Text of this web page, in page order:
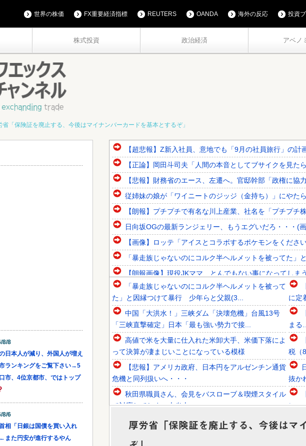
株式投資 政治経済 アベノ
世界の株価 FX重要経済指標 REUTERS OANDA 海外の反応 投資
省「保険証を廃止する、今後はマイナンバーカードを基本とするぞ」
【超悲報】Z新入社員、意地でも「9月の社員旅行」の計
【正論】岡田斗司夫「人間の本音としてブサイクを見
【悲報】財務省のエース、左遷へ。官邸幹部「政権に協
従姉妹の娘が「ワイニートのジッジ（金持ち）」にやた
【朗報】プチプチで有名な川上産業、社名を「プチプチ
日向坂OGの最新ランジェリー、もうエグいだろ・・・(
【画像】ロッテ「アイスとコラボするポケモンをくださ
「暴走族じゃないのにコルク半ヘルメットを被ってた
【朗報画像】現役JKママ、とんでもない事になってし
韓国人「日本人審判も多数含まれていたサッカー協会
韓国人「日本メディアが2002年ワールドカップ韓国準
韓国人「韓国代表がロンドン五輪銅メダル剥奪の危機
Powered by livedoor 相互RSS
「暴走族じゃないのにコルク半ヘルメットを被って
た」と因縁つけて暴行 少年らと父親(3...
中国「大洪水！」三峡ダム「決壊危機」台風13号
「三峡直撃確定」日本「最も強い勢力で接...
高値で米を大量に仕入れた米卸大手、米価下落によ
って決算が凄まじいことになっている模様
【悲報】アメリカ政府、日本円をアルゼンチン通貨
危機と同列扱いへ・・・
秋田県職員さん、会見をバスローブ＆喫煙スタイル
で対応してしまい大炎上ｗ
レッドブルリザーブの角田裕毅、ケイナさんと一緒
に酒蔵巡りをしている模様
に定
ま
税（
抜か
レ→
厚労省「保険証を廃止する、今後はマ
8/8
日本人が減り、外国人が増え
ランキングをご覧下さい→5
市、4位京都市、ではトップ
8/6
相「日銀は国債を買い入れ
また円安が進行するやん